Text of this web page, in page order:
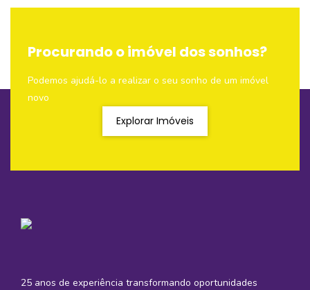
Procurando o imóvel dos sonhos?
Podemos ajudá-lo a realizar o seu sonho de um imóvel
novo
Explorar Imóveis
25 anos de experiência transformando oportunidades